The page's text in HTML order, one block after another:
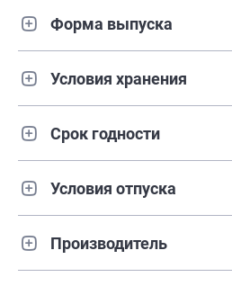
Форма выпуска
Условия хранения
Срок годности
Условия отпуска
Производитель